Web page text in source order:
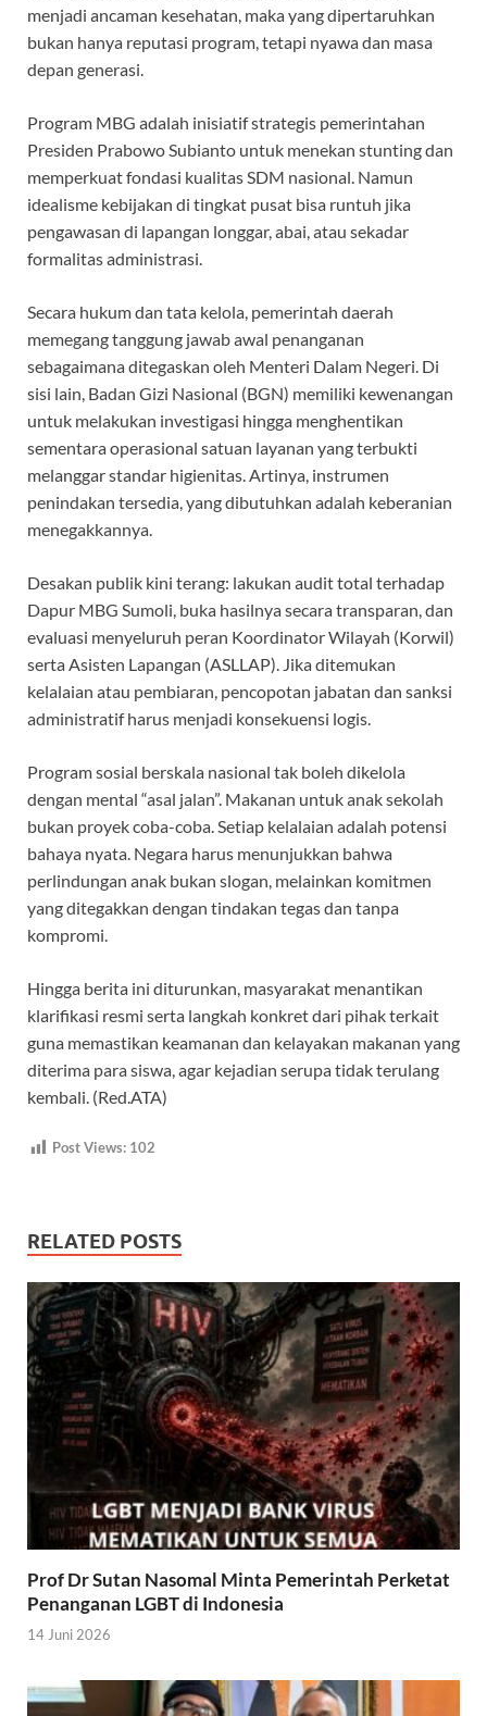
menjadi ancaman kesehatan, maka yang dipertaruhkan
bukan hanya reputasi program, tetapi nyawa dan masa
depan generasi.
Program MBG adalah inisiatif strategis pemerintahan
Presiden Prabowo Subianto untuk menekan stunting dan
memperkuat fondasi kualitas SDM nasional. Namun
idealisme kebijakan di tingkat pusat bisa runtuh jika
pengawasan di lapangan longgar, abai, atau sekadar
formalitas administrasi.
Secara hukum dan tata kelola, pemerintah daerah
memegang tanggung jawab awal penanganan
sebagaimana ditegaskan oleh Menteri Dalam Negeri. Di
sisi lain, Badan Gizi Nasional (BGN) memiliki kewenangan
untuk melakukan investigasi hingga menghentikan
sementara operasional satuan layanan yang terbukti
melanggar standar higienitas. Artinya, instrumen
penindakan tersedia, yang dibutuhkan adalah keberanian
menegakkannya.
Desakan publik kini terang: lakukan audit total terhadap
Dapur MBG Sumoli, buka hasilnya secara transparan, dan
evaluasi menyeluruh peran Koordinator Wilayah (Korwil)
serta Asisten Lapangan (ASLLAP). Jika ditemukan
kelalaian atau pembiaran, pencopotan jabatan dan sanksi
administratif harus menjadi konsekuensi logis.
Program sosial berskala nasional tak boleh dikelola
dengan mental “asal jalan”. Makanan untuk anak sekolah
bukan proyek coba-coba. Setiap kelalaian adalah potensi
bahaya nyata. Negara harus menunjukkan bahwa
perlindungan anak bukan slogan, melainkan komitmen
yang ditegakkan dengan tindakan tegas dan tanpa
kompromi.
Hingga berita ini diturunkan, masyarakat menantikan
klarifikasi resmi serta langkah konkret dari pihak terkait
guna memastikan keamanan dan kelayakan makanan yang
diterima para siswa, agar kejadian serupa tidak terulang
kembali. (Red.ATA)
Post Views: 102
RELATED POSTS
Prof Dr Sutan Nasomal Minta Pemerintah Perketat
Penanganan LGBT di Indonesia
14 Juni 2026